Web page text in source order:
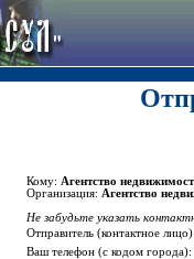
Кому: Агентство
Организация: Агентство
Не забудьте указать
Отправитель (контактное
Ваш телефон (с кодом города):